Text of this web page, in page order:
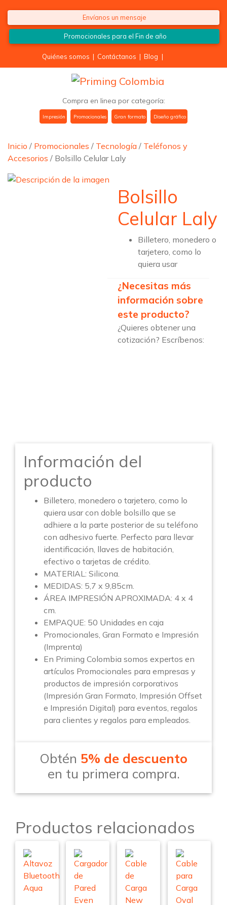
Envíanos un mensaje
Promocionales para el Fin de año
Quiénes somos | Contáctanos | Blog |
Compra en linea por categoría:
Impresión Promocionales Gran formato Diseño gráfico
Inicio / Promocionales / Tecnología / Teléfonos y
Accesorios / Bolsillo Celular Laly
Bolsillo
Celular Laly
Billetero, monedero o
tarjetero, como lo
quiera usar
¿Necesitas más
información sobre
este producto?
¿Quieres obtener una
cotización? Escríbenos:
Información del
producto
Billetero, monedero o tarjetero, como lo
quiera usar con doble bolsillo que se
adhiere a la parte posterior de su teléfono
con adhesivo fuerte. Perfecto para llevar
identificación, llaves de habitación,
efectivo o tarjetas de crédito.
MATERIAL: Silicona.
MEDIDAS: 5,7 x 9,85cm.
ÁREA IMPRESIÓN APROXIMADA: 4 x 4
cm.
EMPAQUE: 50 Unidades en caja
Promocionales, Gran Formato e Impresión
(Imprenta)
En Priming Colombia somos expertos en
artículos Promocionales para empresas y
productos de impresión corporativos
(Impresión Gran Formato, Impresión Offset
e Impresión Digital) para eventos, regalos
para clientes y regalos para empleados.
Obtén 5% de descuento
en tu primera compra.
Productos relacionados